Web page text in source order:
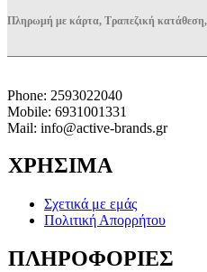
Πληρωμή με κάρτα, Τραπεζική κατάθεση,
Phone: 2593022040
Mobile: 6931001331
Mail: info@active-brands.gr
ΧΡΗΣΙΜΑ
Σχετικά με εμάς
Πολιτική Απορρήτου
ΠΛΗΡΟΦΟΡΙΕΣ